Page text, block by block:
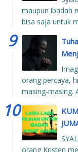
maupun ibadah
bisa saja untuk
orang percaya,
masing-masing.
orang Kristen